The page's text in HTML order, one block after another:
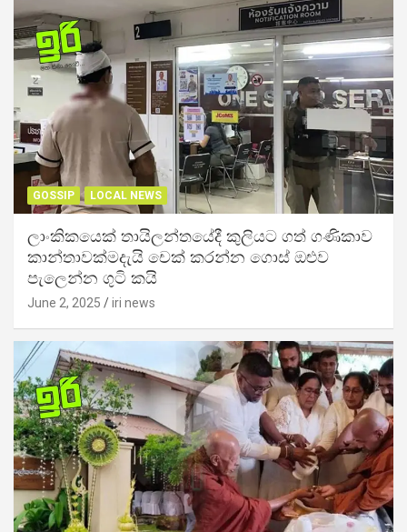
GOSSIP LOCAL NEWS
ලාංකිකයෙක් තායිලන්තයේදී කුලියට ගත් ගණිකාව
කාන්තාවක්මදැයි චෙක් කරන්න ගොස් ඔළුව
පැලෙන්න ගුටි කයි
June 2, 2025 iri news